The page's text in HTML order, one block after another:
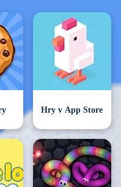
Hry v App Store